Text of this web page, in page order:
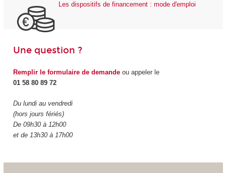
Les dispositifs de financement : mode d'emploi
Une question ?
Remplir le formulaire de demandeou appeler le
01 58 80 89 72
Du lundi au vendredi
(hors jours fériés)
De 09h30 à 12h00
et de 13h30 à 17h00